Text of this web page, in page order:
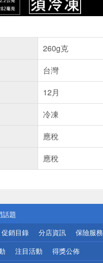
260g克
台灣
12月
冷凍
應稅
應稅
公告
話題
優惠
地區配送
網頁！請小心！
促銷目錄 分店資訊 保險服務
注目活動 得獎公佈